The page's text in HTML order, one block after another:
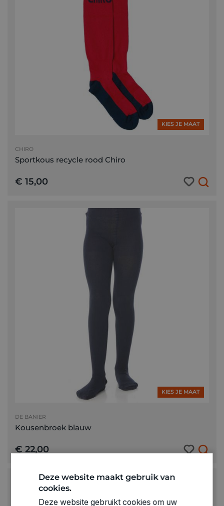
KIES JE MAAT
CHIRO
Sportkous recycle rood Chiro
€ 15,00
KIES JE MAAT
DE BANIER
Kousenbroek blauw
€ 22,00
Deze website maakt gebruik van
cookies.
Deze website gebruikt cookies om uw